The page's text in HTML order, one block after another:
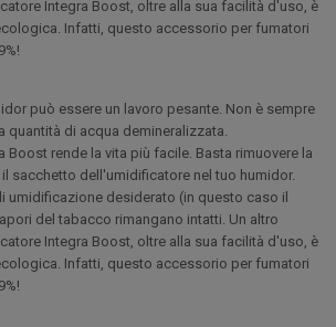
Integra Boost, oltre alla sua facilità d'uso, è
Infatti, questo accessorio per fumatori
può essere un lavoro pesante. Non è sempre
quantità di acqua demineralizzata.
Boost rende la vita più facile. Basta rimuovere la
sacchetto dell'umidificatore nel tuo humidor.
umidificazione desiderato (in questo caso il
del tabacco rimangano intatti. Un altro
Integra Boost, oltre alla sua facilità d'uso, è
Infatti, questo accessorio per fumatori